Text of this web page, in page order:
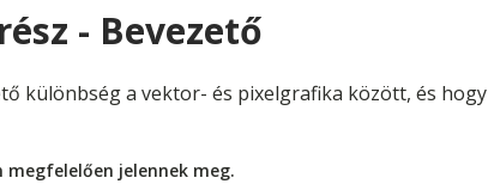
- Bevezető
különbség a vektor- és pixelgrafika között, és hogy
jelennek meg.